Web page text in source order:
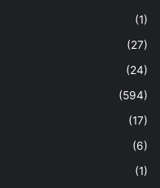
(1)
(27)
(24)
(594)
(17)
(6)
(1)